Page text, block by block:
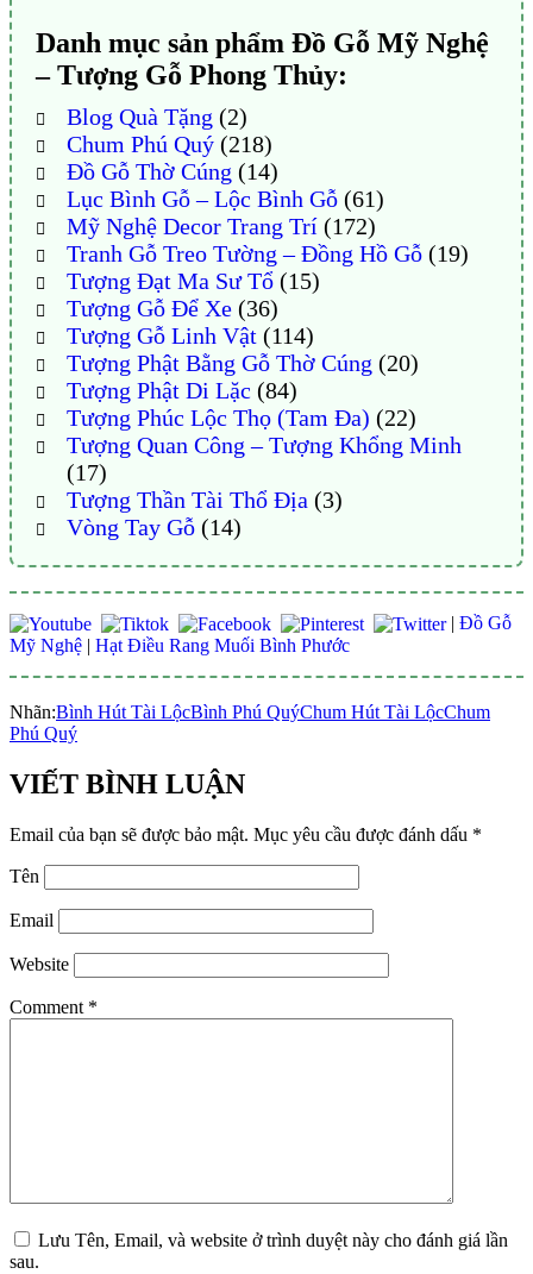
Danh mục sản phẩm Đồ Gỗ Mỹ Nghệ
– Tượng Gỗ Phong Thủy:
Blog Quà Tặng (2)
Chum Phú Quý(218)
Đồ Gỗ Thờ Cúng (14)
Lục Bình Gỗ – Lộc Bình Gỗ(61)
Mỹ Nghệ Decor Trang Trí(172)
Tranh Gỗ Treo Tường – Đồng Hồ Gỗ(19)
Tượng Đạt Ma Sư Tổ(15)
Tượng Gỗ Để Xe(36)
Tượng Gỗ Linh Vật(114)
Tượng Phật Bằng Gỗ Thờ Cúng (20)
Tượng Phật Di Lặc (84)
Tượng Phúc Lộc Thọ (Tam Đa) (22)
Tượng Quan Công – Tượng Khổng Minh
(17)
Tượng Thần Tài Thổ Địa (3)
Vòng Tay Gỗ(14)
| Đồ Gỗ
Mỹ Nghệ | Hạt Điều Rang Muối Bình Phước
Nhãn:Bình Hút Tài LộcBình Phú QuýChum Hút Tài LộcChum
Phú Quý
VIẾT BÌNH LUẬN
Email của bạn sẽ được bảo mật. Mục yêu cầu được đánh dấu *
Tên
Email
Website
Comment *
Lưu Tên, Email, và website ở trình duyệt này cho đánh giá lần
sau.